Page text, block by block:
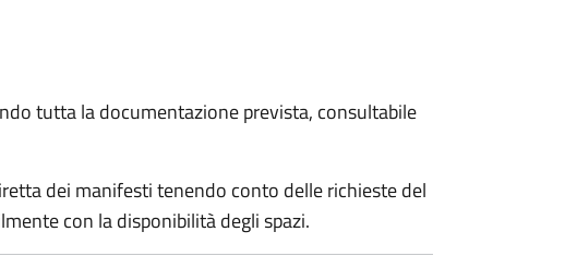
tutta la documentazione prevista, consultabile
dei manifesti tenendo conto delle richieste del
con la disponibilità degli spazi.